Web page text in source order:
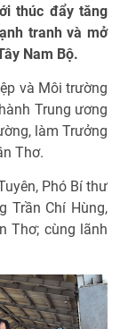
thúc đẩy tăng
tranh và mở
Nam Bộ.
và Môi trường
Trung ương
làm Trưởng
Thơ.
Phó Bí thư
Trần Chí Hùng,
Thơ; cùng lãnh